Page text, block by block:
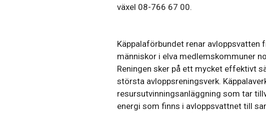
växel 08-766 67 00.
Käppalaförbundet renar avloppsvatten
människor i elva medlemskommuner
Reningen sker på ett mycket effektivt
största avloppsreningsverk.
resursutvinningsanläggning som tar
energi som finns i avloppsvattnet till